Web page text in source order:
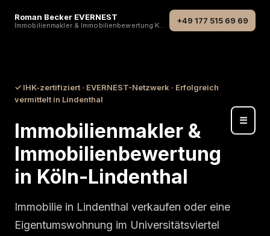
Roman Becker EVERNEST +49 177 515 69 69
✓ IHK-zertifiziert · EVERNEST-Netzwerk · Erfolgreich
vermittelt in Lindenthal
Immobilienmakler &
Immobilienbewertung
in Köln-Lindenthal
Immobilie in Lindenthal verkaufen oder eine
Eigentumswohnung im Universitätsviertel
☰